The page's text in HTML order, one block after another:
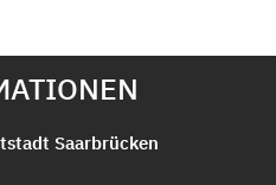
Saarbrücken